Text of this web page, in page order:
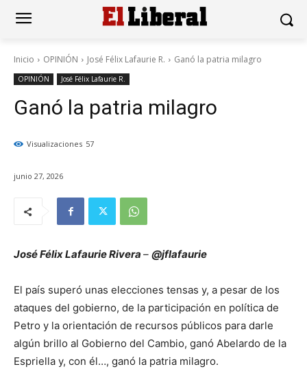
Inicio OPINIÓN José Félix Lafaurie R. Ganó la patria milagro
OPINIÓN José Félix Lafaurie R.
Ganó la patria milagro
Visualizaciones 57
junio 27, 2026
José Félix Lafaurie Rivera – @jflafaurie
El país superó unas elecciones tensas y, a pesar de los
ataques del gobierno, de la participación en política de
Petro y la orientación de recursos públicos para darle
algún brillo al Gobierno del Cambio, ganó Abelardo de la
Espriella y, con él…, ganó la patria milagro.